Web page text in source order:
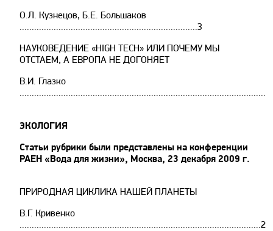
О.Л. Кузнецов, Б.Е. Большаков
.........................................................................3
НАУКОВЕДЕНИЕ «HIGH TECH» ИЛИ ПОЧЕМУ МЫ
ОТСТАЕМ, А ЕВРОПА НЕ ДОГОНЯЕТ
В.И. Глазко
ЭКОЛОГИЯ
Cтатьи рубрики были представлены на конференции
РАЕН «Вода для жизни», Москва, 23 декабря 2009 г.
ПРИРОДНАЯ ЦИКЛИКА НАШЕЙ ПЛАНЕТЫ
В.Г. Кривенко
...................................................................................................25